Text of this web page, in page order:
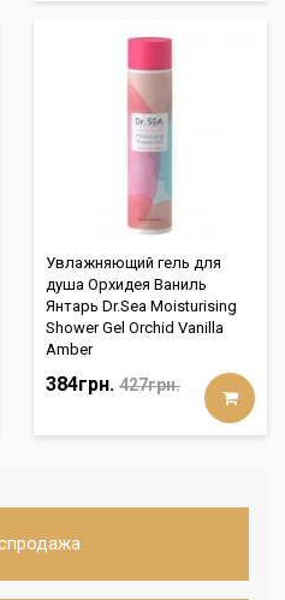
Увлажняющий гель для
душа Орхидея Ваниль
Янтарь Dr.Sea Moisturising
Shower Gel Orchid Vanilla
Amber
384грн. 427грн.